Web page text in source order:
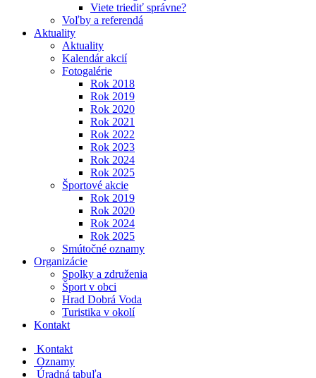
Viete triediť správne?
Voľby a referendá
Aktuality
Aktuality
Kalendár akcií
Fotogalérie
Rok 2018
Rok 2019
Rok 2020
Rok 2021
Rok 2022
Rok 2023
Rok 2024
Rok 2025
Športové akcie
Rok 2019
Rok 2020
Rok 2024
Rok 2025
Smútočné oznamy
Organizácie
Spolky a združenia
Šport v obci
Hrad Dobrá Voda
Turistika v okolí
Kontakt
Kontakt
Oznamy
Úradná tabuľa